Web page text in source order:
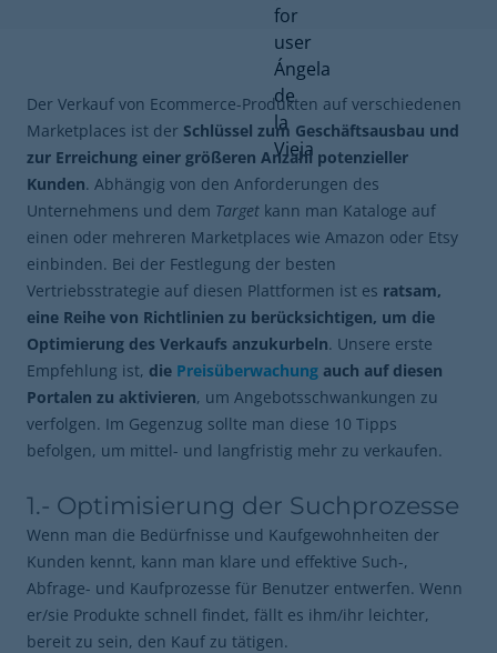
Der Verkauf von Ecommerce-Produkten auf verschiedenen
Marketplaces ist der Schlüssel zum Geschäftsausbau und
zur Erreichung einer größeren Anzahl potenzieller
Kunden. Abhängig von den Anforderungen des
Unternehmens und dem Target kann man Kataloge auf
einen oder mehreren Marketplaces wie Amazon oder Etsy
einbinden. Bei der Festlegung der besten
Vertriebsstrategie auf diesen Plattformen ist es ratsam,
eine Reihe von Richtlinien zu berücksichtigen, um die
Optimierung des Verkaufs anzukurbeln. Unsere erste
Empfehlung ist, die Preisüberwachung auch auf diesen
Portalen zu aktivieren, um Angebotsschwankungen zu
verfolgen. Im Gegenzug sollte man diese 10 Tipps
befolgen, um mittel- und langfristig mehr zu verkaufen.
1.- Optimisierung der Suchprozesse
Wenn man die Bedürfnisse und Kaufgewohnheiten der
Kunden kennt, kann man klare und effektive Such-,
Abfrage- und Kaufprozesse für Benutzer entwerfen. Wenn
er/sie Produkte schnell findet, fällt es ihm/ihr leichter,
bereit zu sein, den Kauf zu tätigen.